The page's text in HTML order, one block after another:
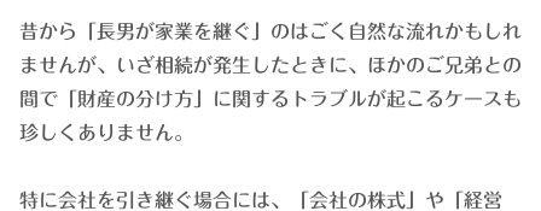
昔から「長男が家業を継ぐ」のはごく自然な流れかもしれ
ませんが、いざ相続が発生したときに、ほかのご兄弟との
間で「財産の分け方」に関するトラブルが起こるケースも
珍しくありません。
特に会社を引き継ぐ場合には、「会社の株式」や「経営